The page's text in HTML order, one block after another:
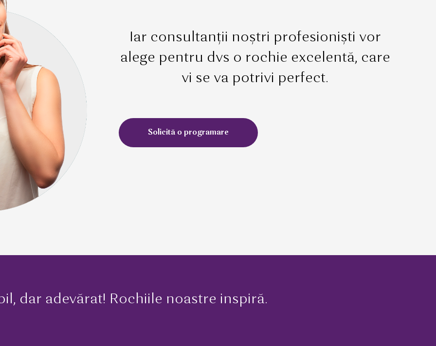
Iar consultanții noștri profesioniști vor
alege pentru dvs o rochie excelentă, care
vi se va potrivi perfect.
Solicită o programare
dar adevărat! Rochiile noastre inspiră.